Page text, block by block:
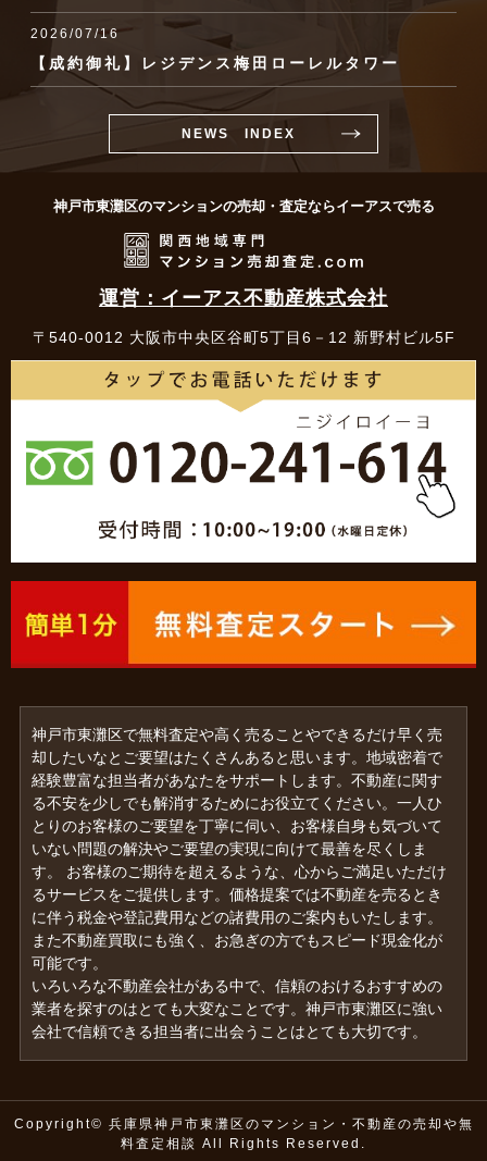
2026/07/16
【成約御礼】レジデンス梅田ローレルタワー
NEWS INDEX
神戸市東灘区のマンションの売却・査定ならイーアスで売る
運営：イーアス不動産株式会社
〒540-0012 大阪市中央区谷町5丁目6－12 新野村ビル5F
神戸市東灘区で無料査定や高く売ることやできるだけ早く売
却したいなとご要望はたくさんあると思います。地域密着で
経験豊富な担当者があなたをサポートします。不動産に関す
る不安を少しでも解消するためにお役立てください。一人ひ
とりのお客様のご要望を丁寧に伺い、お客様自身も気づいて
いない問題の解決やご要望の実現に向けて最善を尽くしま
す。 お客様のご期待を超えるような、心からご満足いただけ
るサービスをご提供します。価格提案では不動産を売るとき
に伴う税金や登記費用などの諸費用のご案内もいたします。
また不動産買取にも強く、お急ぎの方でもスピード現金化が
可能です。
いろいろな不動産会社がある中で、信頼のおけるおすすめの
業者を探すのはとても大変なことです。神戸市東灘区に強い
会社で信頼できる担当者に出会うことはとても大切です。
Copyright© 兵庫県神戸市東灘区のマンション・不動産の売却や無
料査定相談 All Rights Reserved.